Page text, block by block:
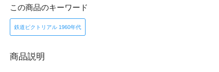
この商品のキーワード
鉄道ピクトリアル 1960年代
商品説明